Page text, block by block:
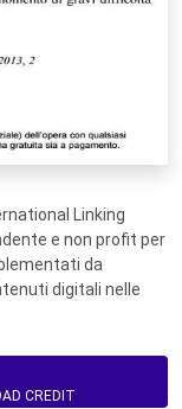
Linking
e non profit per
da
digitali nelle
CREDIT